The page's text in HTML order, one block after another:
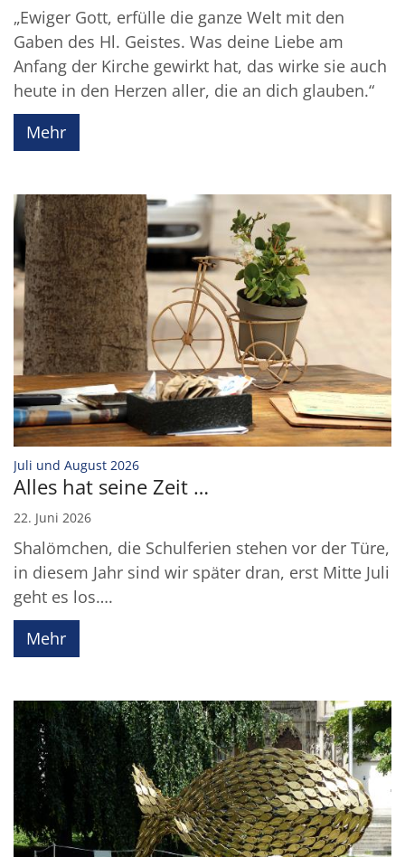
„Ewiger Gott, erfülle die ganze Welt mit den
Gaben des Hl. Geistes. Was deine Liebe am
Anfang der Kirche gewirkt hat, das wirke sie auch
heute in den Herzen aller, die an dich glauben.“
Mehr
Juli und August 2026:
Alles hat seine Zeit …
22. Juni 2026
Shalömchen, die Schulferien stehen vor der Türe,
in diesem Jahr sind wir später dran, erst Mitte Juli
geht es los….
Mehr